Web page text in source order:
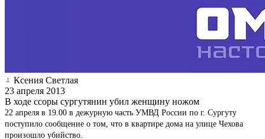
Ксения Светлая
23 апреля 2013
В ходе ссоры сургутянин убил женщину ножом
22 апреля в 19.00 в дежурную часть УМВД России по г. Сургуту
поступило сообщение о том, что в квартире дома на улице Чехова
произошло убийство.